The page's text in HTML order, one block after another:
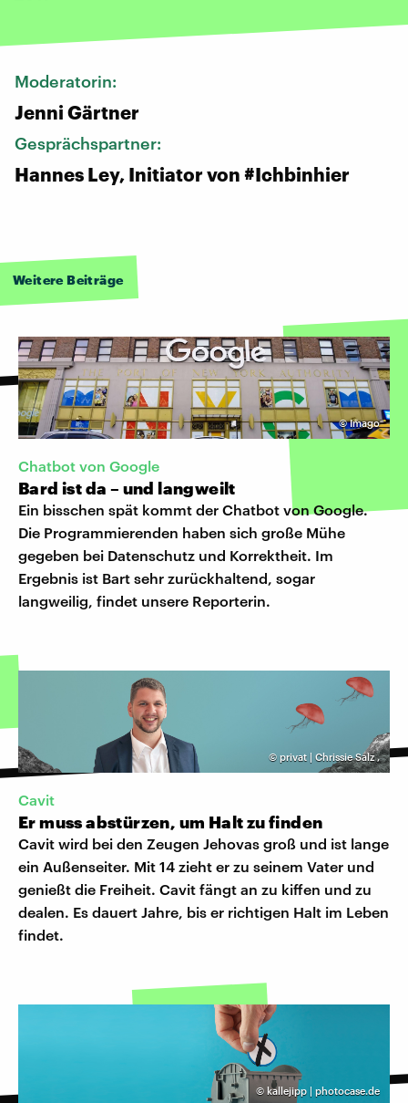
Moderatorin:
Jenni Gärtner
Gesprächspartner:
Hannes Ley, Initiator von #Ichbinhier
Weitere Beiträge
©Imago
Chatbot von Google
Bard ist da – und langweilt
Ein bisschen spät kommt der Chatbot von Google.
Die Programmierenden haben sich große Mühe
gegeben bei Datenschutz und Korrektheit. Im
Ergebnis ist Bart sehr zurückhaltend, sogar
langweilig, findet unsere Reporterin.
© privat | Chrissie Salz,
Cavit
Er muss abstürzen, um Halt zu finden
Cavit wird bei den Zeugen Jehovas groß und ist lange
ein Außenseiter. Mit 14 zieht er zu seinem Vater und
genießt die Freiheit. Cavit fängt an zu kiffen und zu
dealen. Es dauert Jahre, bis er richtigen Halt im Leben
findet.
© kallejipp | photocase.de